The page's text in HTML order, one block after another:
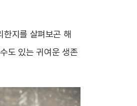
지를 살펴보곤 해
도 있는 귀여운 생존